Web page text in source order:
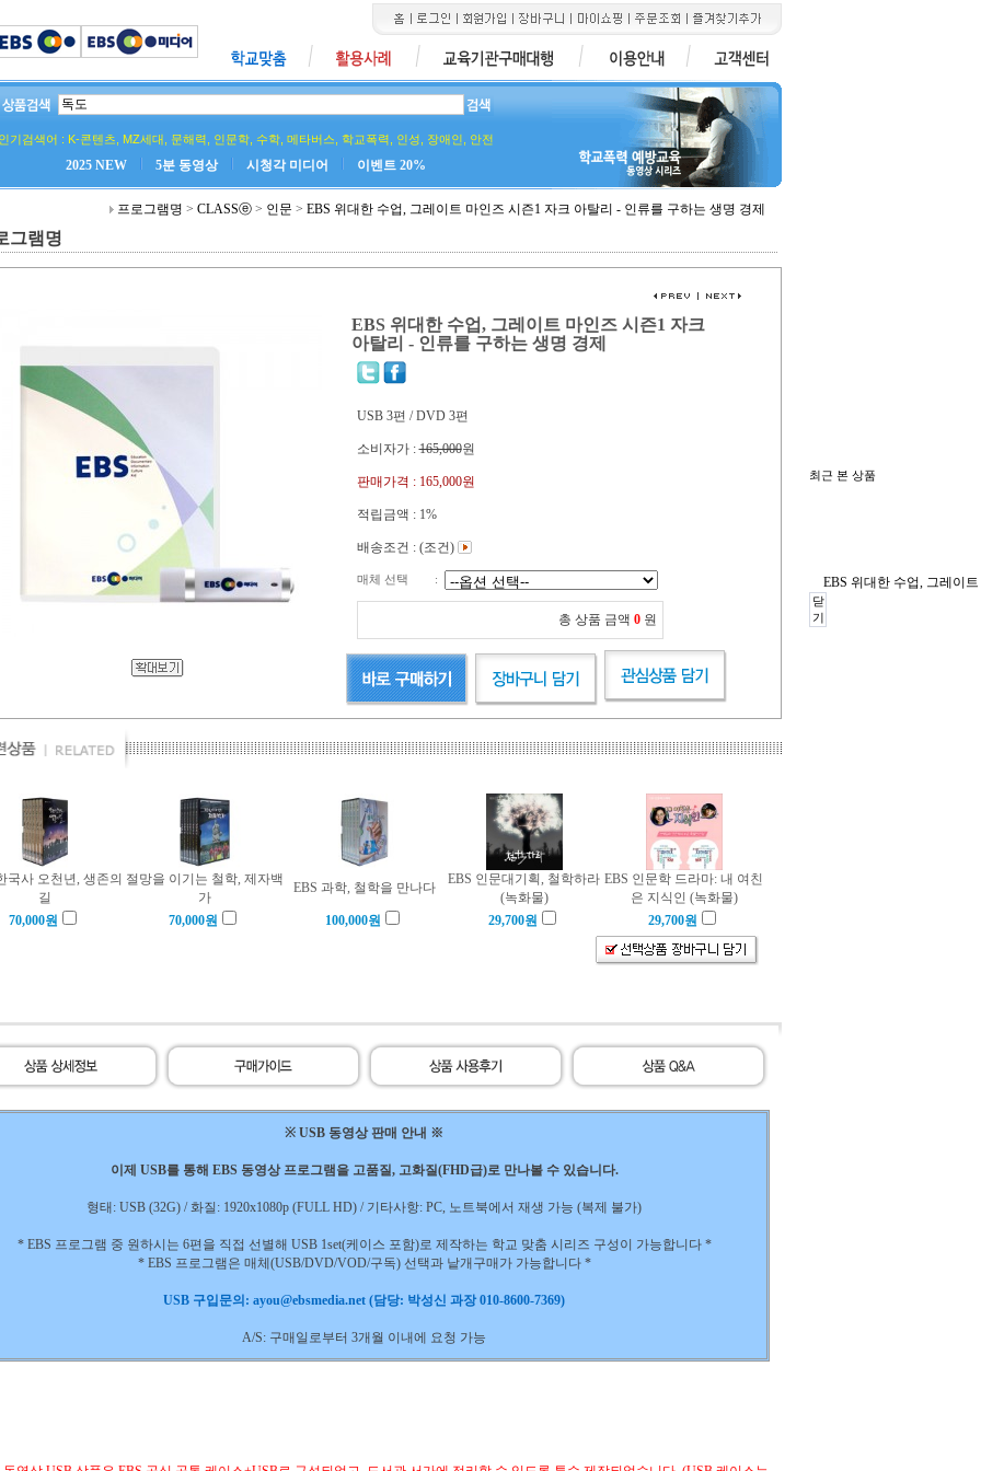
기검색어 : K-콘텐츠 MZ세대 문해력 인문학, 수학, 메타버스 학교폭력 인성 장애인 안전
2025 NEW 5분 동영상 시청각 미디어 이벤트 20%
프로그램명 > CLASSⓔ > 인문 > EBS 위대한 수업, 그레이트 마인즈 시즌1 자크 아탈리 - 인류를 구하는 생명 경제
그램명
EBS 위대한 수업, 그레이트 마인즈 시즌1 자크
아탈리 - 인류를 구하는 생명 경제
USB 3편 / DVD 3편
소비자가 :165,000원
판매가격 : 165,000원
적립금액 : 1%
배송조건 : (조건)
매체 선택 :
총 상품 금액 0 원
국사 오천년, 생존의
길
절망을 이기는 철학, 제자백
가
EBS 과학, 철학을 만나다
EBS 인문대기획, 철학하라
(녹화물)
EBS 인문학 드라마: 내 여친
은 지식인 (녹화물)
70,000원 70,000원 100,000원 29,700원 29,700원
※ USB 동영상 판매 안내 ※
이제 USB를 통해 EBS 동영상 프로그램을 고품질, 고화질(FHD급)로 만나볼 수 있습니다.
형태: USB (32G) / 화질: 1920x1080p (FULL HD) / 기타사항: PC, 노트북에서 재생 가능 (복제 불가)
* EBS 프로그램 중 원하시는 6편을 직접 선별해 USB 1set(케이스 포함)로 제작하는 학교 맞춤 시리즈 구성이 가능합니다 *
* EBS 프로그램은 매체(USB/DVD/VOD/구독) 선택과 낱개구매가 가능합니다 *
USB 구입문의: ayou@ebsmedia.net (담당: 박성신 과장 010-8600-7369)
A/S: 구매일로부터 3개월 이내에 요청 가능
최근 본 상품
EBS 위대한 수업, 그레이
닫
기